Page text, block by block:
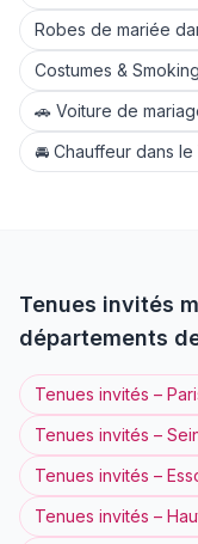
Robes de mariée
Costumes &
🚗 Voiture de
🚘 Chauffeur dans le
Tenues invités
départements
Tenues invités –
Tenues invités –
Tenues invités –
Tenues invités –